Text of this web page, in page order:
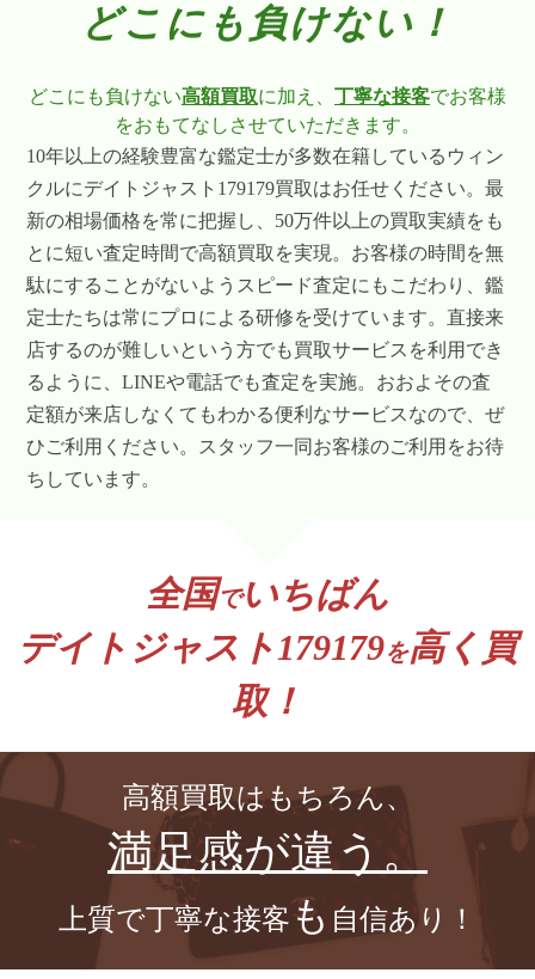
どこにも負けない！
どこにも負けない高額買取に加え、 丁寧な接客でお客様
をおもてなしさせていただきます。
10年以上の経験豊富な鑑定士が多数在籍しているウィン
クルにデイトジャスト179179買取はお任せください。最
新の相場価格を常に把握し、50万件以上の買取実績をも
とに短い査定時間で高額買取を実現。お客様の時間を無
駄にすることがないようスピード査定にもこだわり、鑑
定士たちは常にプロによる研修を受けています。直接来
店するのが難しいという方でも買取サービスを利用でき
るように、LINEや電話でも査定を実施。おおよその査
定額が来店しなくてもわかる便利なサービスなので、ぜ
ひご利用ください。スタッフ一同お客様のご利用をお待
ちしています。
全国でいちばん
デイトジャスト179179を高く買
取！
高額買取はもちろん、
満足感が違う。
上質で丁寧な接客 も 自信あり！